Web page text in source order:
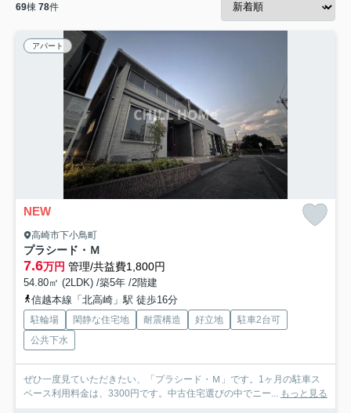
69棟 78件
アパート
NEW
高崎市下小鳥町
プラシード・Ｍ
7.6万円 管理/共益費1,800円
54.80㎡ (2LDK) /築5年 /2階建
信越本線「北高崎」駅 徒歩16分
駐輪場 閑静な住宅地 耐震構造 好立地
駐車2台可
公共下水
ぜひ一度見ていただきたい、「プラシード・Ｍ」です。1ヶ月の駐車ス
ペース利用料金は、3300円です。中古住宅選びの中でニー... もっと見る